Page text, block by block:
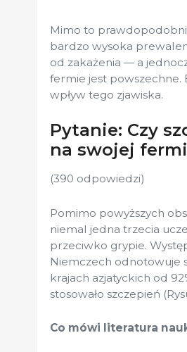
Mimo to
bardzo wysoka
od zakażenia — a
fermie jest powszechne.
wpływ tego zjawiska.
Pytanie: Czy
na swojej
(390 odpowiedzi)
Pomimo powyższych
niemal jedna trzecia
przeciwko grypie.
Niemczech odnotowuje
krajach azjatyckich od
stosowało szczepień
Co mówi literatura